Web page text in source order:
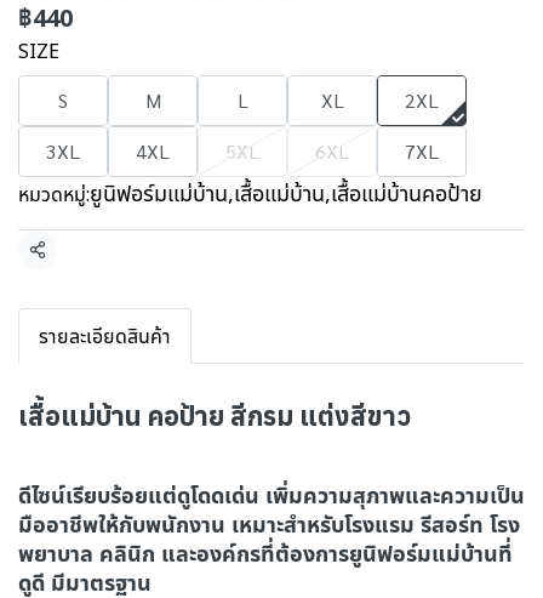
฿440
SIZE
S M L XL
2XL
3XL
4XL 5XL 6XL 7XL
หมวดหมู่:ยูนิฟอร์มแม่บ้าน,เสื้อแม่บ้าน,เสื้อแม่บ้านคอป้าย
แชร์
รายละเอียดสินค้า
เสื้อแม่บ้าน คอป้าย สีกรม แต่งสีขาว
ดีไซน์เรียบร้อยแต่ดูโดดเด่น เพิ่มความสุภาพและความเป็น
มืออาชีพให้กับพนักงาน เหมาะสำหรับโรงแรม รีสอร์ท โรง
พยาบาล คลินิก และองค์กรที่ต้องการยูนิฟอร์มแม่บ้านที่
ดูดี มีมาตรฐาน